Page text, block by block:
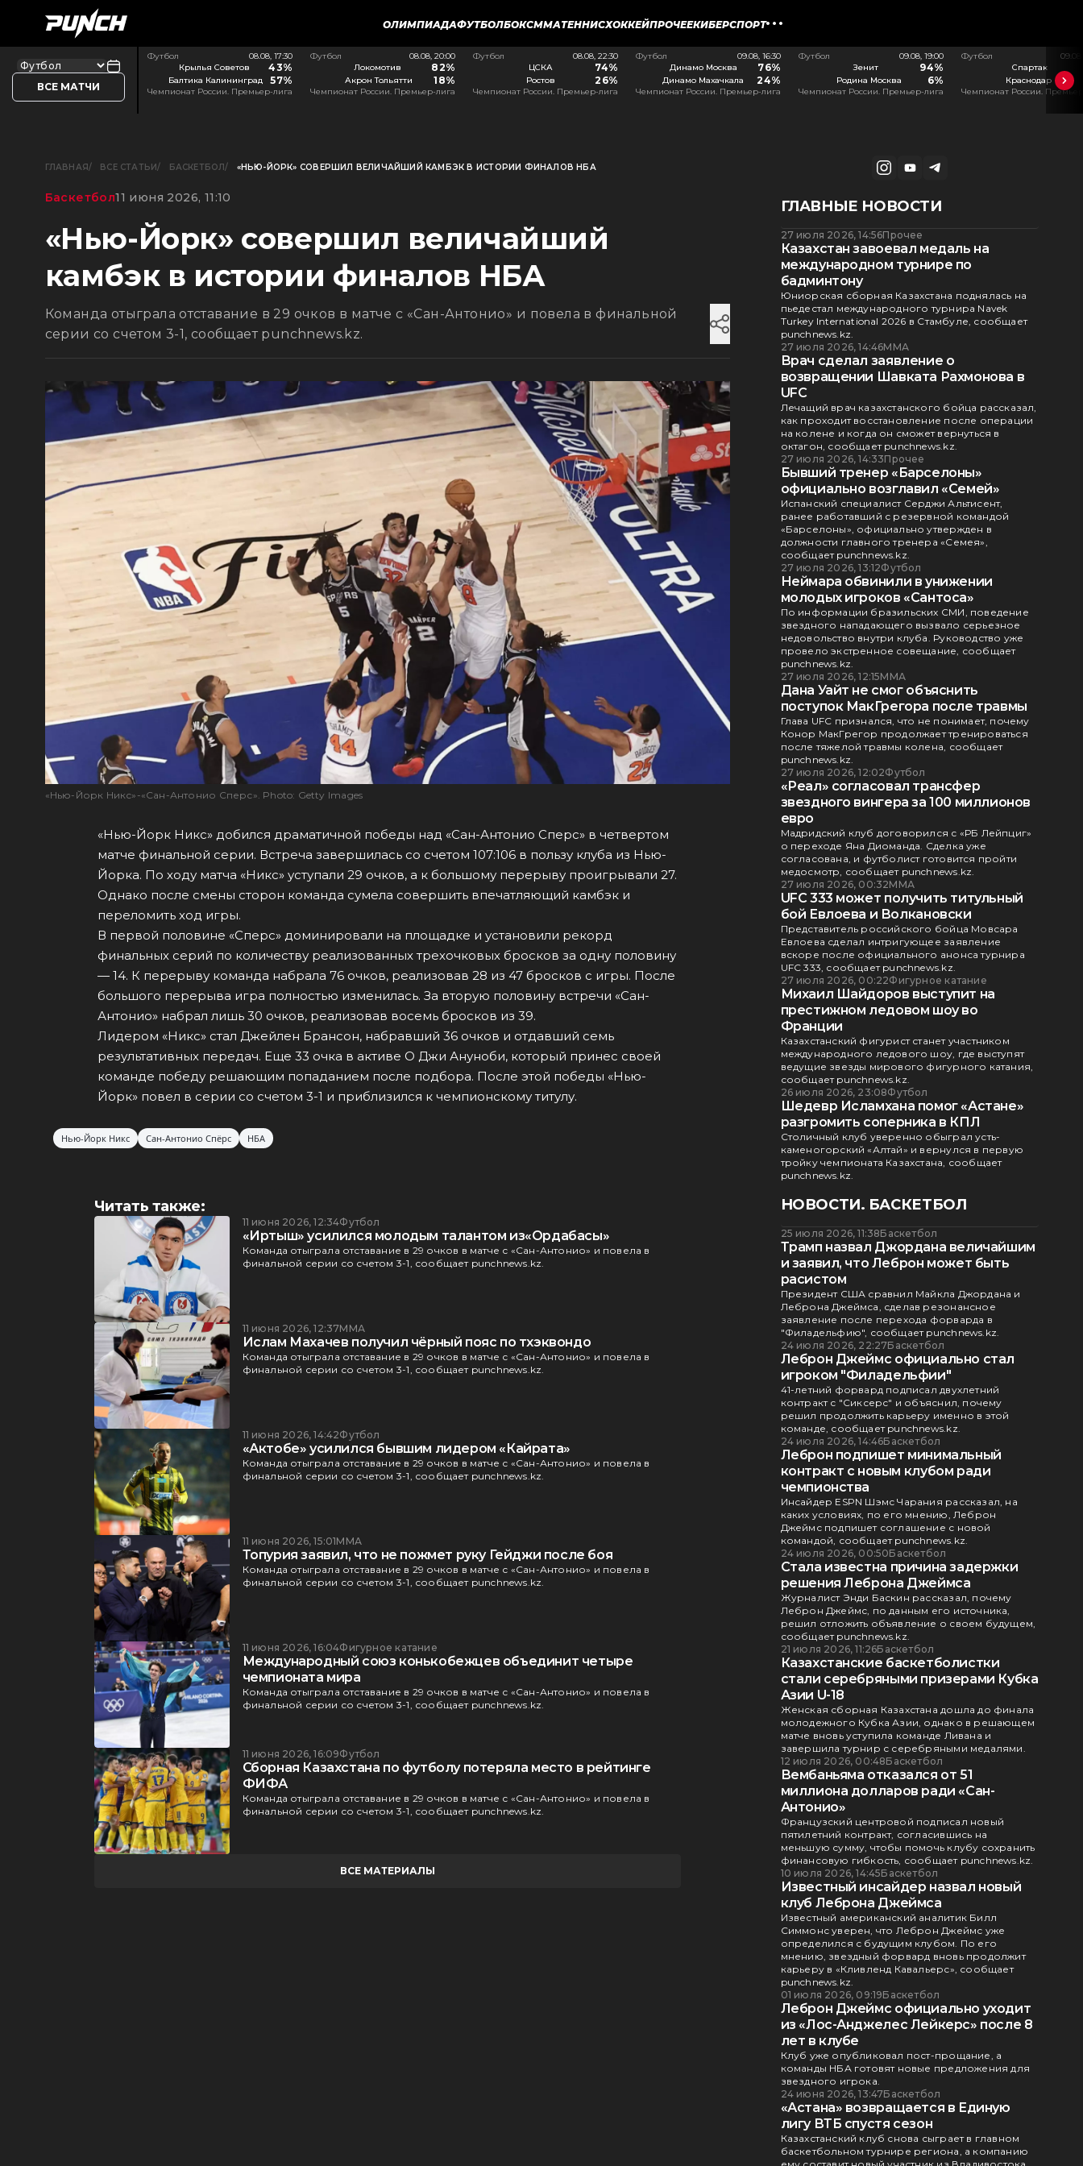
ОЛИМПИАДАФУТБОЛБОКСММАТЕННИСХОККЕЙПРОЧЕЕКИБЕРСПОРТ
ВСЕ МАТЧИ
Футбол
08.08, 17:30
Крылья Советов
43%
Балтика Калининград 57%
Чемпионат России. Премьер-лига
Футбол
08.08, 20:00
Локомотив
82%
Акрон Тольятти 18%
Чемпионат России. Премьер-лига
Футбол
08.08, 22:30
ЦСКА
74%
Ростов 26%
Чемпионат России. Премьер-лига
Футбол
09.08, 16:30
Динамо Москва
76%
Динамо Махачкала 24%
Чемпионат России. Премьер-лига
Футбол
09.08, 19:00
Зенит
94%
Родина Москва 6%
Чемпионат России. Премьер-лига
Футбол
Спартак
Краснодар
Чемпионат России.
ГЛАВНАЯ ВСЕ СТАТЬИ БАСКЕТБОЛ «НЬЮ-ЙОРК» СОВЕРШИЛ ВЕЛИЧАЙШИЙ КАМБЭК В ИСТОРИИ ФИНАЛОВ НБА
Баскетбол11 июня 2026, 11:10
«Нью-Йорк» совершил величайший
камбэк в истории финалов НБА
Команда отыграла отставание в 29 очков в матче с «Сан-Антонио» и повела в финальной
серии со счетом 3-1, сообщает punchnews.kz.
«Нью-Йорк Никс»-«Сан-Антонио Сперс». Photo: Getty Images
«Нью-Йорк Никс» добился драматичной победы над «Сан-Антонио Сперс» в четвертом
матче финальной серии. Встреча завершилась со счетом 107:106 в пользу клуба из Нью-
Йорка. По ходу матча «Никс» уступали 29 очков, а к большому перерыву проигрывали 27.
Однако после смены сторон команда сумела совершить впечатляющий камбэк и
переломить ход игры.
В первой половине «Сперс» доминировали на площадке и установили рекорд
финальных серий по количеству реализованных трехочковых бросков за одну половину
— 14. К перерыву команда набрала 76 очков, реализовав 28 из 47 бросков с игры. После
большого перерыва игра полностью изменилась. За вторую половину встречи «Сан-
Антонио» набрал лишь 30 очков, реализовав восемь бросков из 39.
Лидером «Никс» стал Джейлен Брансон, набравший 36 очков и отдавший семь
результативных передач. Еще 33 очка в активе О Джи Ануноби, который принес своей
команде победу решающим попаданием после подбора. После этой победы «Нью-
Йорк» повел в серии со счетом 3-1 и приблизился к чемпионскому титулу.
Нью-Йорк Никс Сан-Антонио Спёрс НБА
Читать также:
11 июня 2026, 12:34Футбол
«Иртыш» усилился молодым талантом из«Ордабасы»
Команда отыграла отставание в 29 очков в матче с «Сан-Антонио» и повела в
финальной серии со счетом 3-1, сообщает punchnews.kz.
11 июня 2026, 12:37ММА
Ислам Махачев получил чёрный пояс по тхэквондо
Команда отыграла отставание в 29 очков в матче с «Сан-Антонио» и повела в
финальной серии со счетом 3-1, сообщает punchnews.kz.
11 июня 2026, 14:42Футбол
«Актобе» усилился бывшим лидером «Кайрата»
Команда отыграла отставание в 29 очков в матче с «Сан-Антонио» и повела в
финальной серии со счетом 3-1, сообщает punchnews.kz.
11 июня 2026, 15:01ММА
Топурия заявил, что не пожмет руку Гейджи после боя
Команда отыграла отставание в 29 очков в матче с «Сан-Антонио» и повела в
финальной серии со счетом 3-1, сообщает punchnews.kz.
11 июня 2026, 16:04Фигурное катание
Международный союз конькобежцев объединит четыре
чемпионата мира
Команда отыграла отставание в 29 очков в матче с «Сан-Антонио» и повела в
финальной серии со счетом 3-1, сообщает punchnews.kz.
11 июня 2026, 16:09Футбол
Сборная Казахстана по футболу потеряла место в рейтинге
ФИФА
Команда отыграла отставание в 29 очков в матче с «Сан-Антонио» и повела в
финальной серии со счетом 3-1, сообщает punchnews.kz.
ВСЕ МАТЕРИАЛЫ
ГЛАВНЫЕ НОВОСТИ
27 июля 2026, 14:56Прочее
Казахстан завоевал медаль на
международном турнире по
бадминтону
Юниорская сборная Казахстана поднялась на
пьедестал международного турнира Navek
Turkey International 2026 в Стамбуле, сообщает
punchnews.kz.
27 июля 2026, 14:46ММА
Врач сделал заявление о
возвращении Шавката Рахмонова в
UFC
Лечащий врач казахстанского бойца рассказал,
как проходит восстановление после операции
на колене и когда он сможет вернуться в
октагон, сообщает punchnews.kz.
27 июля 2026, 14:33Прочее
Бывший тренер «Барселоны»
официально возглавил «Семей»
Испанский специалист Серджи Альтисент,
ранее работавший с резервной командой
«Барселоны», официально утвержден в
должности главного тренера «Семея»,
сообщает punchnews.kz.
27 июля 2026, 13:12Футбол
Неймара обвинили в унижении
молодых игроков «Сантоса»
По информации бразильских СМИ, поведение
звездного нападающего вызвало серьезное
недовольство внутри клуба. Руководство уже
провело экстренное совещание, сообщает
punchnews.kz.
27 июля 2026, 12:15ММА
Дана Уайт не смог объяснить
поступок МакГрегора после травмы
Глава UFC признался, что не понимает, почему
Конор МакГрегор продолжает тренироваться
после тяжелой травмы колена, сообщает
punchnews.kz.
27 июля 2026, 12:02Футбол
«Реал» согласовал трансфер
звездного вингера за 100 миллионов
евро
Мадридский клуб договорился с «РБ Лейпциг»
о переходе Яна Диоманда. Сделка уже
согласована, и футболист готовится пройти
медосмотр, сообщает punchnews.kz.
27 июля 2026, 00:32ММА
UFC 333 может получить титульный
бой Евлоева и Волкановски
Представитель российского бойца Мовсара
Евлоева сделал интригующее заявление
вскоре после официального анонса турнира
UFC 333, сообщает punchnews.kz.
27 июля 2026, 00:22Фигурное катание
Михаил Шайдоров выступит на
престижном ледовом шоу во
Франции
Казахстанский фигурист станет участником
международного ледового шоу, где выступят
ведущие звезды мирового фигурного катания,
сообщает punchnews.kz.
26 июля 2026, 23:08Футбол
Шедевр Исламхана помог «Астане»
разгромить соперника в КПЛ
Столичный клуб уверенно обыграл усть-
каменогорский «Алтай» и вернулся в первую
тройку чемпионата Казахстана, сообщает
punchnews.kz.
НОВОСТИ. БАСКЕТБОЛ
25 июля 2026, 11:38Баскетбол
Трамп назвал Джордана величайшим
и заявил, что Леброн может быть
расистом
Президент США сравнил Майкла Джордана и
Леброна Джеймса, сделав резонансное
заявление после перехода форварда в
"Филадельфию", сообщает punchnews.kz.
24 июля 2026, 22:27Баскетбол
Леброн Джеймс официально стал
игроком "Филадельфии"
41-летний форвард подписал двухлетний
контракт с "Сиксерс" и объяснил, почему
решил продолжить карьеру именно в этой
команде, сообщает punchnews.kz.
24 июля 2026, 14:46Баскетбол
Леброн подпишет минимальный
контракт с новым клубом ради
чемпионства
Инсайдер ESPN Шэмс Чарания рассказал, на
каких условиях, по его мнению, Леброн
Джеймс подпишет соглашение с новой
командой, сообщает punchnews.kz.
24 июля 2026, 00:50Баскетбол
Стала известна причина задержки
решения Леброна Джеймса
Журналист Энди Баскин рассказал, почему
Леброн Джеймс, по данным его источника,
решил отложить объявление о своем будущем,
сообщает punchnews.kz.
21 июля 2026, 11:26Баскетбол
Казахстанские баскетболистки
стали серебряными призерами Кубка
Азии U-18
Женская сборная Казахстана дошла до финала
молодежного Кубка Азии, однако в решающем
матче вновь уступила команде Ливана и
завершила турнир с серебряными медалями.
12 июля 2026, 00:48Баскетбол
Вембаньяма отказался от 51
миллиона долларов ради «Сан-
Антонио»
Французский центровой подписал новый
пятилетний контракт, согласившись на
меньшую сумму, чтобы помочь клубу сохранить
финансовую гибкость, сообщает punchnews.kz.
10 июля 2026, 14:45Баскетбол
Известный инсайдер назвал новый
клуб Леброна Джеймса
Известный американский аналитик Билл
Симмонс уверен, что Леброн Джеймс уже
определился с будущим клубом. По его
мнению, звездный форвард вновь продолжит
карьеру в «Кливленд Кавальерс», сообщает
punchnews.kz.
01 июля 2026, 09:19Баскетбол
Леброн Джеймс официально уходит
из «Лос-Анджелес Лейкерс» после 8
лет в клубе
Клуб уже опубликовал пост-прощание, а
команды НБА готовят новые предложения для
звездного игрока.
24 июня 2026, 13:47Баскетбол
«Астана» возвращается в Единую
лигу ВТБ спустя сезон
Казахстанский клуб снова сыграет в главном
баскетбольном турнире региона, а компанию